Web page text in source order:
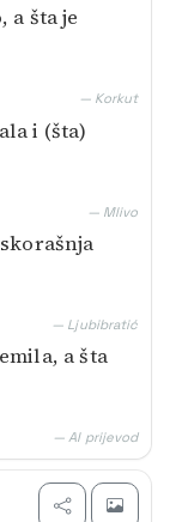
a šta je
— Korkut
i (šta)
— Mlivo
— Ljubibratić
a šta
— AI prijevod